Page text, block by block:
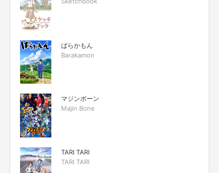
ばらかもん
Barakamon
マジンボーン
Majin Bone
TARI TARI
TARI TARI